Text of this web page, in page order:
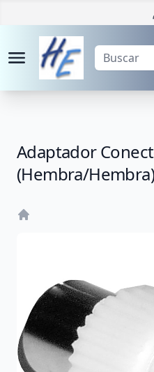
Adaptador
(Hembra/Hembra)